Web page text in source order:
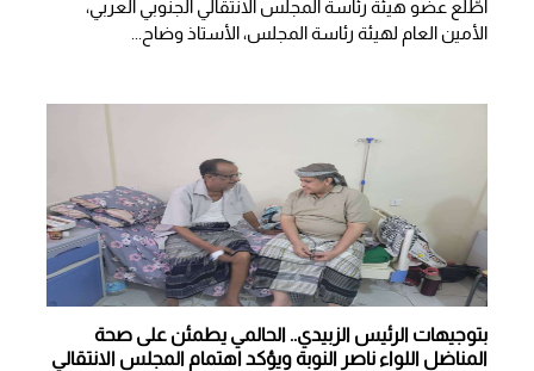
اطّلع عضو هيئة رئاسة المجلس الانتقالي الجنوبي العربي،
الأمين العام لهيئة رئاسة المجلس، الأستاذ وضاح...
بتوجيهات الرئيس الزبيدي.. الحالمي يطمئن على صحة
المناضل اللواء ناصر النوبة ويؤكد اهتمام المجلس الانتقالي